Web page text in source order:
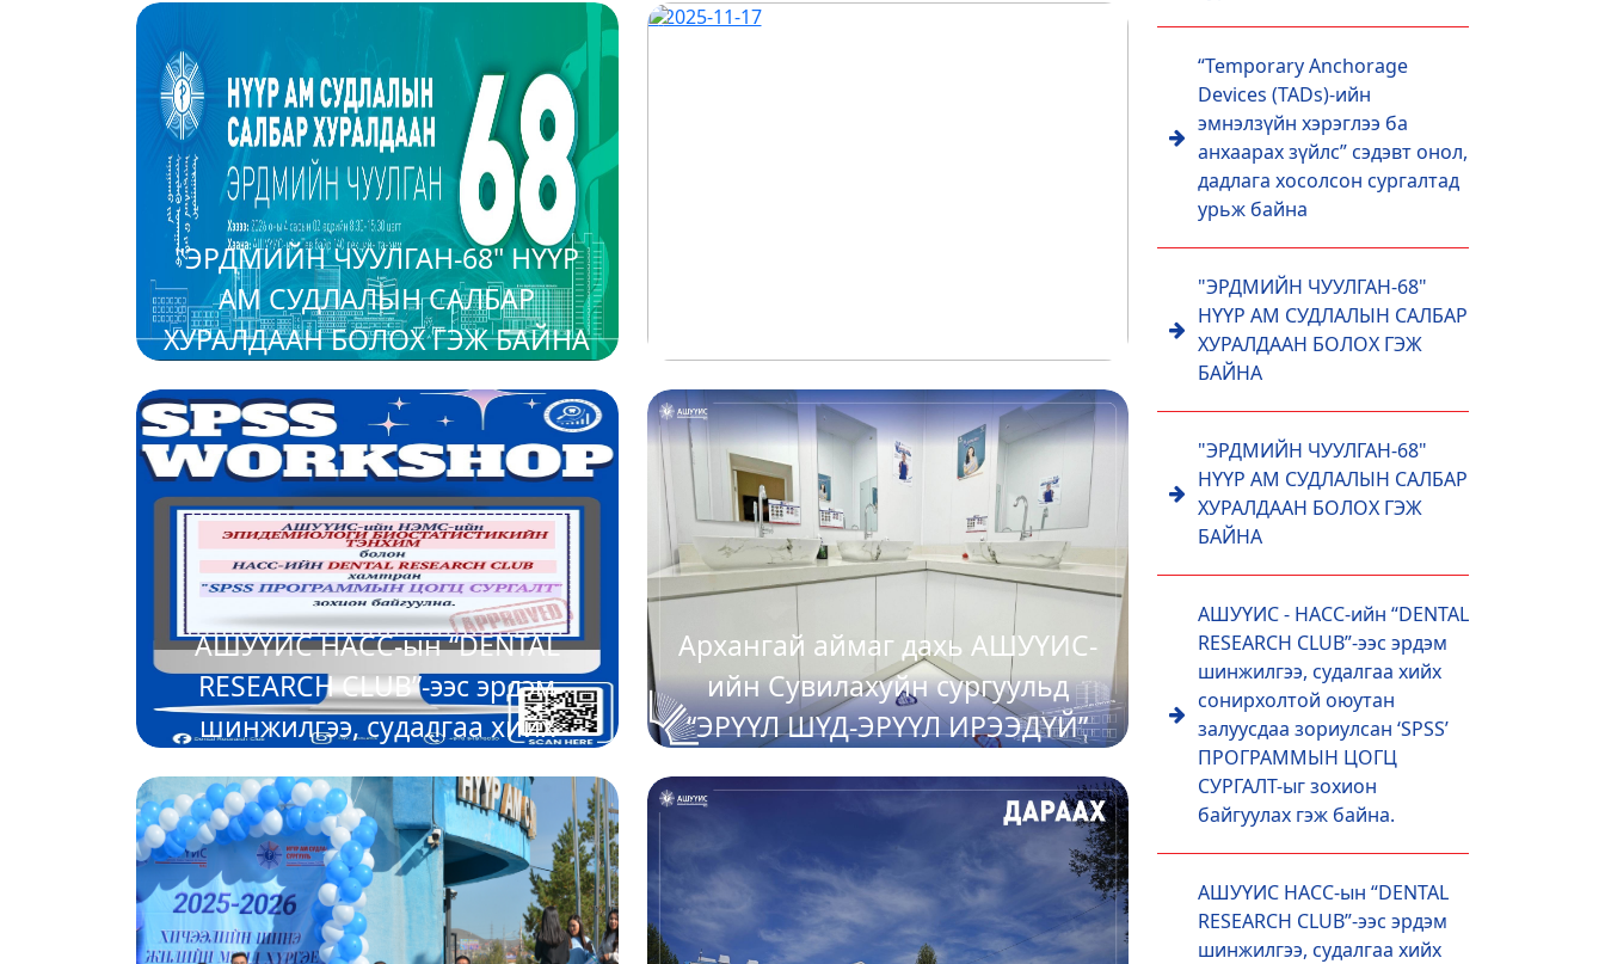
профессор Жонсон Шин-Чунг
Ченг багш үзлэг зөвлөгөө мөн
сургалт хийж байна.
"ЭРДМИЙН ЧУУЛГАН-68" НҮҮР
АМ СУДЛАЛЫН САЛБАР
ХУРАЛДААН БОЛОХ ГЭЖ БАЙНА
сонирхолтой оюутан залуусдаа
зориулсан ‘SPSS’ ПРОГРАММЫН
ЦОГЦ СУРГАЛТ-ыг зохион
байгуулах гэж байна.
2025-11-17
АШУҮИС НАСС-ын “DENTAL
RESEARCH CLUB”-ээс эрдэм
шинжилгээ, судалгаа хийх
сонирхолтой оюутан залуусдаа
зориулсан ‘SPSS’ ПРОГРАММЫН
ЦОГЦ СУРГАЛТ-ыг зохион
байгуулах гэж байна.
2025-11-17
Архангай аймаг дахь АШУҮИС-
ийн Сувилахуйн сургуульд
“ЭРҮҮЛ ШҮД-ЭРҮҮЛ ИРЭЭДҮЙ”
аян зохион байгуулагдлаа
2025-11-13
2025-11-13 2025-09-10
“Temporary Anchorage
Devices (TADs)-ийн
эмнэлзүйн хэрэглээ ба
анхаарах зүйлс” сэдэвт онол,
дадлага хосолсон сургалтад
урьж байна
"ЭРДМИЙН ЧУУЛГАН-68"
НҮҮР АМ СУДЛАЛЫН САЛБАР
ХУРАЛДААН БОЛОХ ГЭЖ
БАЙНА
"ЭРДМИЙН ЧУУЛГАН-68"
НҮҮР АМ СУДЛАЛЫН САЛБАР
ХУРАЛДААН БОЛОХ ГЭЖ
БАЙНА
АШУҮИС - НАСС-ийн “DENTAL
RESEARCH CLUB”-ээс эрдэм
шинжилгээ, судалгаа хийх
сонирхолтой оюутан
залуусдаа зориулсан ‘SPSS’
ПРОГРАММЫН ЦОГЦ
СУРГАЛТ-ыг зохион
байгуулах гэж байна.
АШУҮИС НАСС-ын “DENTAL
RESEARCH CLUB”-ээс эрдэм
шинжилгээ, судалгаа хийх